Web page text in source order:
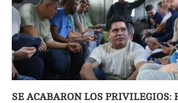
SE ACABARON LOS PRIVILEGIOS: